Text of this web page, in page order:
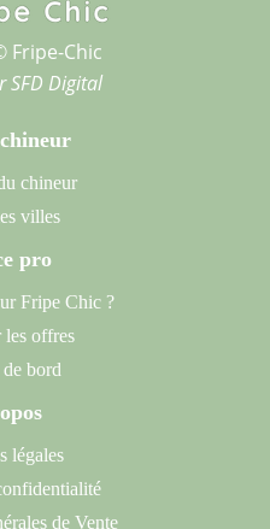
Fripe-Chic
SFD Digital
chineur
villes
pro
Fripe Chic ?
les offres
bord
légales
de Vente